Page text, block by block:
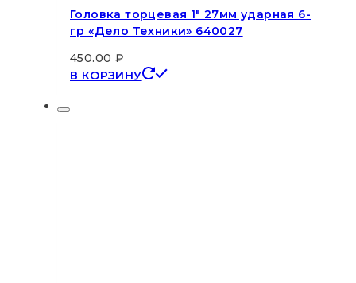
Головка торцевая 1″ 27мм ударная 6-
гр «Дело Техники» 640027
450.00 ₽
В КОРЗИНУ